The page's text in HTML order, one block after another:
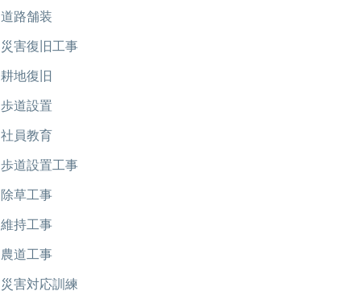
道路舗装
災害復旧工事
耕地復旧
歩道設置
社員教育
歩道設置工事
除草工事
維持工事
農道工事
災害対応訓練